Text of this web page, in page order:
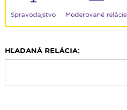
Spravodajstvo Moderované relácie
HĽADANÁ RELÁCIA: